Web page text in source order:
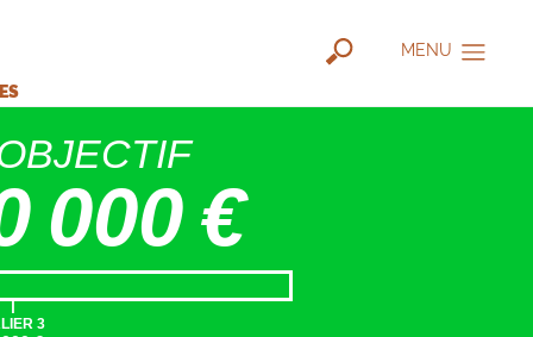
MENU
000 €
|
3